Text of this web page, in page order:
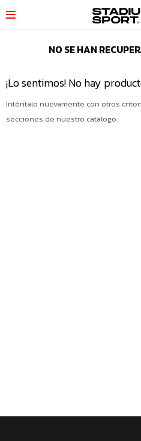

NO SE HAN
¡Lo sentimos! No hay
Inténtalo nuevamente con otros
secciones de nuestro catálogo.